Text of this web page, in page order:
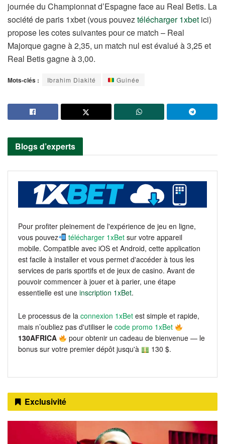
journée du Championnat d’Espagne face au Real Betis. La
société de paris 1xbet (vous pouveztélécharger 1xbet ici)
propose les cotes suivantes pour ce match – Real
Majorque gagne à 2,35, un match nul est évalué à 3,25 et
Real Betis gagne à 3,00.
Mots-clés : Ibrahim Diakité Guinée
Blogs d’experts
Pour profiter pleinement de l'expérience de jeu en ligne,
vous pouvez
télécharger 1xBet sur votre appareil
mobile. Compatible avec iOS et Android, cette application
est facile à installer et vous permet d'accéder à tous les
services de paris sportifs et de jeux de casino. Avant de
pouvoir commencer à jouer et à parier, une étape
essentielle est une inscription 1xBet.
Le processus de la connexion 1xBet est simple et rapide,
mais n’oubliez pas d'utiliser le code promo 1xBet
130AFRICA
pour obtenir un cadeau de bienvenue — le
bonus sur votre premier dépôt jusqu'à
130 $.
Exclusivité